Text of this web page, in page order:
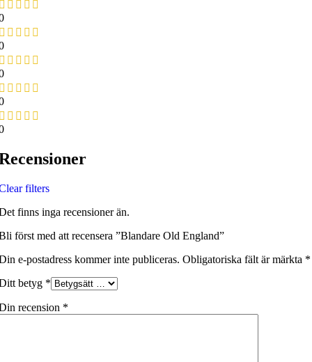
filters
finns inga recensioner än.
först med att recensera ”Blandare Old England”
e-postadress kommer inte publiceras. Obligatoriska fält är märkta *
betyg *
recension *